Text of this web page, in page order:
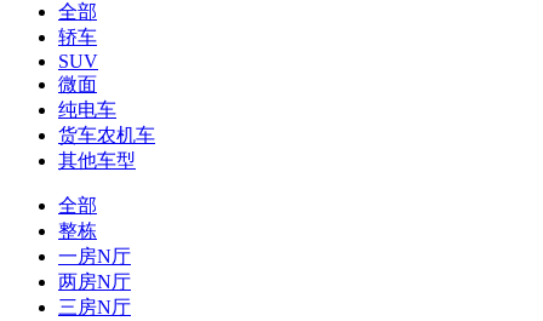
全部
轿车
SUV
微面
纯电车
货车农机车
其他车型
全部
整栋
一房N厅
两房N厅
三房N厅